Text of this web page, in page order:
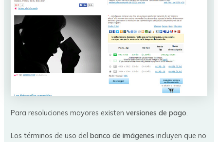
Para resoluciones mayores existenversiones de pago.
Los términos de uso delbanco de imágenes incluyen que no